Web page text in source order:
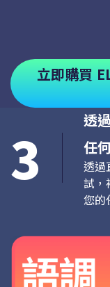
立即購買
3
透
任
透過
試，
您的